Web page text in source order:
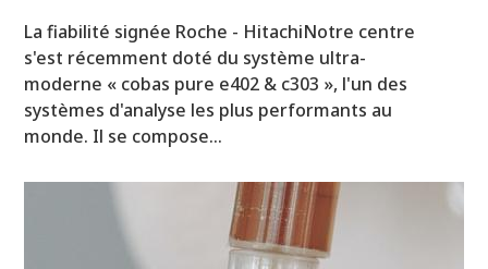
La fiabilité signée Roche - HitachiNotre centre
s'est récemment doté du système ultra-
moderne « cobas pure e402 & c303 », l'un des
systèmes d'analyse les plus performants au
monde. Il se compose…